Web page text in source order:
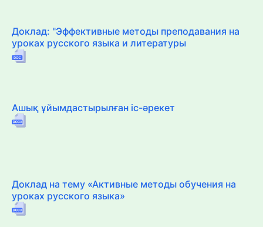
Доклад: "Эффективные методы преподавания на
уроках русского языка и литературы
Ашық ұйымдастырылған іс-әрекет
Доклад на тему «Активные методы обучения на
уроках русского языка»